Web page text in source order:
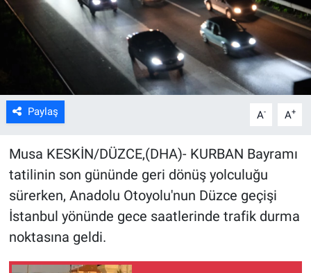
Paylaş A- A+
Musa KESKİN/DÜZCE,(DHA)- KURBAN Bayramı
tatilinin son gününde geri dönüş yolculuğu
sürerken, Anadolu Otoyolu'nun Düzce geçişi
İstanbul yönünde gece saatlerinde trafik durma
noktasına geldi.
Kültür Sanat
Bilim ve Teknoloji
Genel